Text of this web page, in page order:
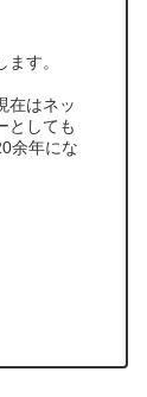
す。
在はネッ
としても
余年にな